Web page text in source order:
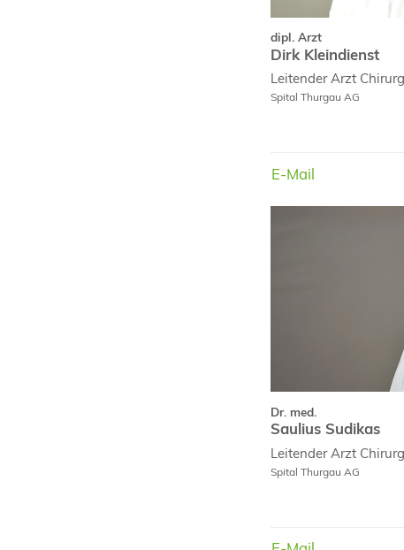
dipl. Arzt
Dirk Kleindienst
Leitender Arzt
Spital Thurgau AG
E-Mail
Dr. med.
Saulius Sudikas
Leitender Arzt
Spital Thurgau AG